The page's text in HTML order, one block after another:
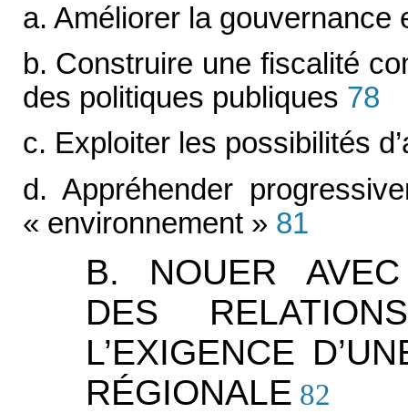
a. Améliorer la gouvernance
b. Construire une fiscalité
des politiques publiques 78
c. Exploiter les possibilités
d. Appréhender
« environnement » 81
B. NOUER AVEC
DES
L’EXIGENCE
RÉGIONALE 82